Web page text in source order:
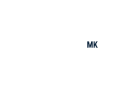
MK